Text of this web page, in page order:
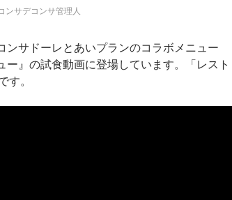
ンサデコンサ管理人
ンサドーレとあいプランのコラボメニュー
ー』の試食動画に登場しています。「レスト
す。